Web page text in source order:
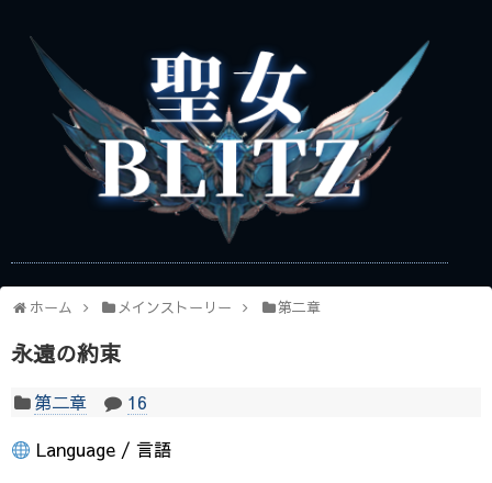
ホーム メインストーリー 第二章
永遠の約束
第二章
16
Language / 言語